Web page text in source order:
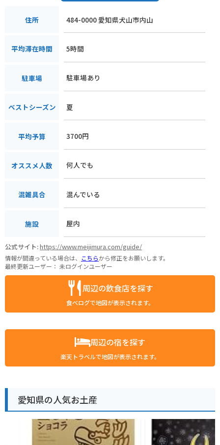
住所 484-0000 愛知県犬山市内山
平均滞在時間 5時間
駐車場 駐車場あり
ベストシーズン 夏
平均予算 3700円
オススメ人数 何人でも
混雑具合 混んでいる
施設 屋内
公式サイト:https://www.meijimura.com/guide/
情報が間違っている場合は、 こちらから修正をお願いします。
最終更新ユーザー： 未ログインユーザー
周辺の飲食店を探す
食べログで地図が表示されます。
周辺の宿を探す
楽天トラベルで地図が表示されます。
愛知県の人気お土産